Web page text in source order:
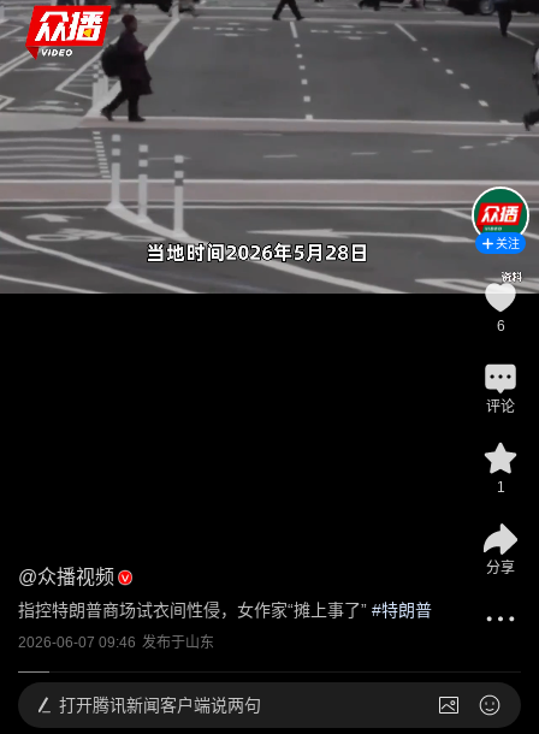
@众播视频
指控特朗普商场试衣间性侵，女作家“摊上事了” #特朗普
2026-06-07 09:46 发布于山东
关注
6
评论
1
分享
打开腾讯新闻客户端说两句